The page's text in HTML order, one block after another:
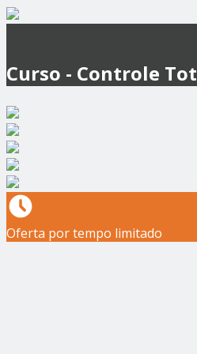
Curso - Controle
Oferta por tempo limitado